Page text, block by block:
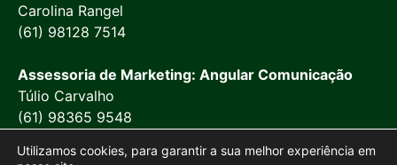
Carolina Rangel
(61) 98128 7514
Assessoria de Marketing: Angular Comunicação
Túlio Carvalho
(61) 98365 9548
Utilizamos cookies, para garantir a sua melhor experiência em